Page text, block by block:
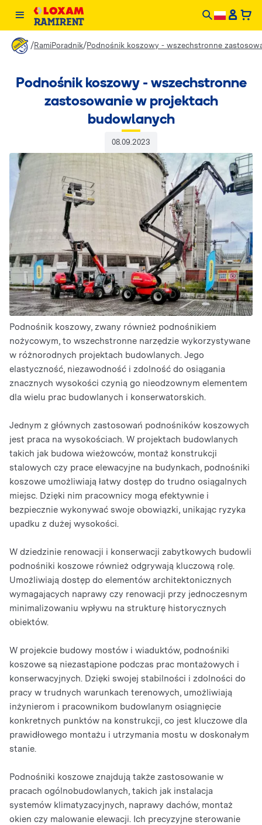
/RamiPoradnik/Podnośnik koszowy - wszechstronne
Podnośnik koszowy - wszechstronne
zastosowanie w projektach
budowlanych
08.09.2023
Podnośnik koszowy, zwany również podnośnikiem
nożycowym, to wszechstronne narzędzie wykorzystywane
w różnorodnych projektach budowlanych. Jego
elastyczność, niezawodność i zdolność do osiągania
znacznych wysokości czynią go nieodzownym elementem
dla wielu prac budowlanych i konserwatorskich.
Jednym z głównych zastosowań podnośników koszowych
jest praca na wysokościach. W projektach budowlanych
takich jak budowa wieżowców, montaż konstrukcji
stalowych czy prace elewacyjne na budynkach, podnośniki
koszowe umożliwiają łatwy dostęp do trudno osiągalnych
miejsc. Dzięki nim pracownicy mogą efektywnie i
bezpiecznie wykonywać swoje obowiązki, unikając ryzyka
upadku z dużej wysokości.
W dziedzinie renowacji i konserwacji zabytkowych budowli
podnośniki koszowe również odgrywają kluczową rolę.
Umożliwiają dostęp do elementów architektonicznych
wymagających naprawy czy renowacji przy jednoczesnym
minimalizowaniu wpływu na strukturę historycznych
obiektów.
W projekcie budowy mostów i wiaduktów, podnośniki
koszowe są niezastąpione podczas prac montażowych i
konserwacyjnych. Dzięki swojej stabilności i zdolności do
pracy w trudnych warunkach terenowych, umożliwiają
inżynierom i pracownikom budowlanym osiągnięcie
konkretnych punktów na konstrukcji, co jest kluczowe dla
prawidłowego montażu i utrzymania mostu w doskonałym
stanie.
Podnośniki koszowe znajdują także zastosowanie w
pracach ogólnobudowlanych, takich jak instalacja
systemów klimatyzacyjnych, naprawy dachów, montaż
okien czy malowanie elewacji. Ich precyzyjne sterowanie